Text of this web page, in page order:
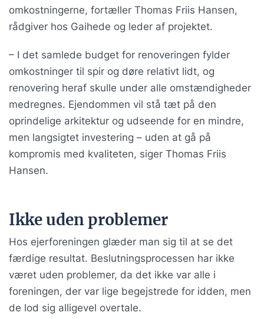
omkostningerne, fortæller Thomas Friis Hansen,
rådgiver hos Gaihede og leder af projektet.
– I det samlede budget for renoveringen fylder
omkostninger til spir og døre relativt lidt, og
renovering heraf skulle under alle omstændigheder
medregnes. Ejendommen vil stå tæt på den
oprindelige arkitektur og udseende for en mindre,
men langsigtet investering – uden at gå på
kompromis med kvaliteten, siger Thomas Friis
Hansen.
Ikke uden problemer
Hos ejerforeningen glæder man sig til at se det
færdige resultat. Beslutningsprocessen har ikke
været uden problemer, da det ikke var alle i
foreningen, der var lige begejstrede for idden, men
de lod sig alligevel overtale.